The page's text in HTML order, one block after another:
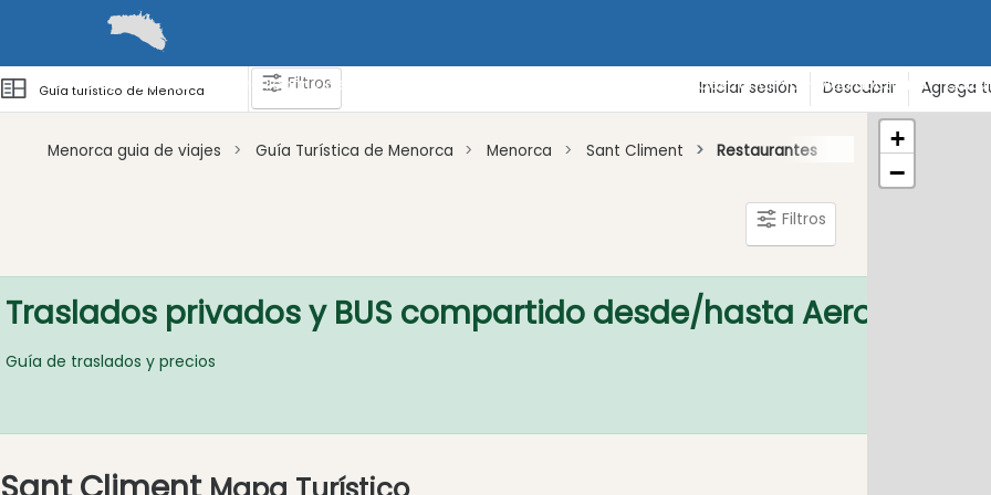
Guías Barcos Cómo llegar y desplazarse Gastronomía - Vida nocturna -
Guía turístico de Menorca Filtros Iniciar sesión Descubrir Agrega
Empresa
Tour
Excursione
Vegetariano
Menorca guia de viajes Guía Turística de Menorca Menorca Sant Climent Restaurantes
Filtros
Traslados privados y BUS compartido desde/hasta Aeropuerto
Guía de traslados y precios
+
−